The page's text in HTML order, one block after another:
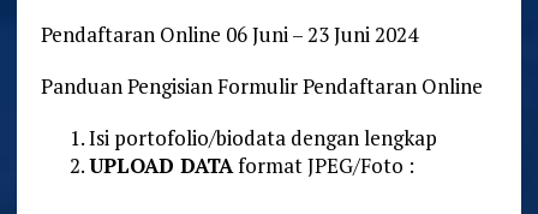
Pendaftaran Online 06 Juni – 23 Juni 2024
Panduan Pengisian Formulir Pendaftaran Online
Isi portofolio/biodata dengan lengkap
UPLOAD DATAformat JPEG/Foto :